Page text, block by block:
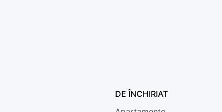
DE ÎNCHIRIAT